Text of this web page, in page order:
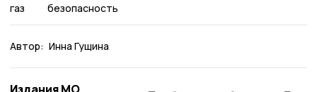
газ безопасность
Автор: Инна Гущина